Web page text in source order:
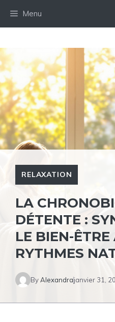
Menu
RELAXATION
LA
DÉTENTE :
LE BIEN-ÊTRE
RYTHMES
ByAlexandrajanvier 31,